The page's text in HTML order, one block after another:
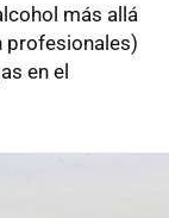
más allá
profesionales)
en el